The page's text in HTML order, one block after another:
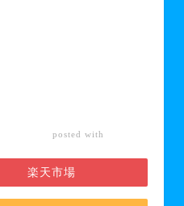
posted with
楽天市場